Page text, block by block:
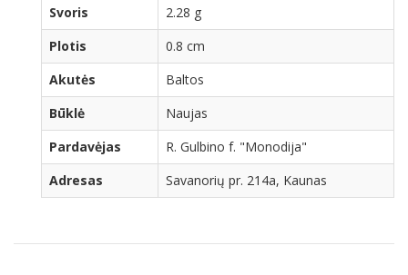
Svoris
2.28 g
Plotis
0.8 cm
Akutės
Baltos
Būklė
Naujas
Pardavėjas
R. Gulbino f. "Monodija"
Adresas
Savanorių pr. 214a, Kaunas